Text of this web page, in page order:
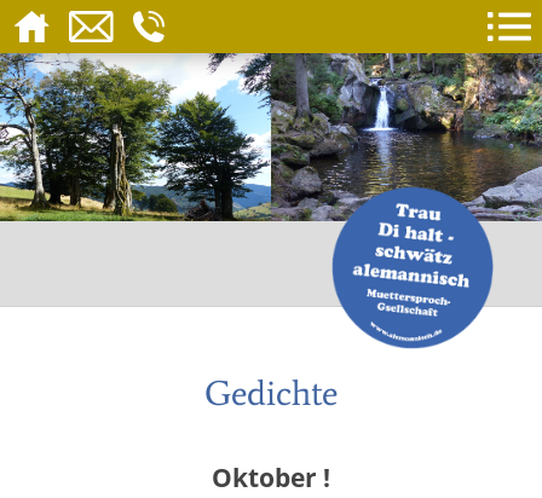
Gedichte
Oktober !